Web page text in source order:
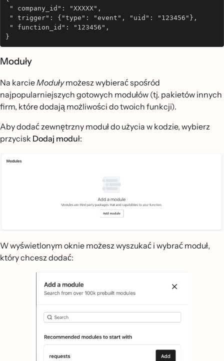
" company_id": "XXXXX",
" trigger": {"type": "event", "uid": "123456"},
" function_id": "123456",
}
Moduły
Na karcieModułymożesz wybierać spośród
najpopularniejszych gotowych modułów (tj. pakietów innych
firm, które dodają możliwości do twoich funkcji).
Aby dodać zewnętrzny moduł do użycia w kodzie, wybierz
przycisk Dodaj moduł:
W wyświetlonym oknie możesz wyszukać i wybrać moduł,
który chcesz dodać: